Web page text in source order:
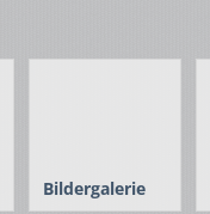
Bildergalerie